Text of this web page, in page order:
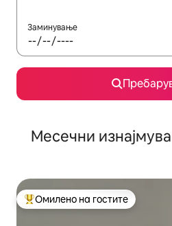
Заминување
Месечни
Меѓу најуспешните „Омилени на
Омилено на гостите